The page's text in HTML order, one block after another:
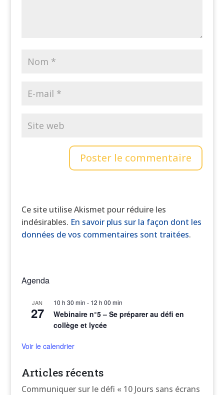
Ce site utilise Akismet pour réduire les
indésirables. En savoir plus sur la façon dont les
données de vos commentaires sont traitées.
Agenda
JAN
27
10 h 30 min - 12 h 00 min
Webinaire n°5 – Se préparer au défi en
collège et lycée
Voir le calendrier
Articles récents
Communiquer sur le défi « 10 Jours sans écrans